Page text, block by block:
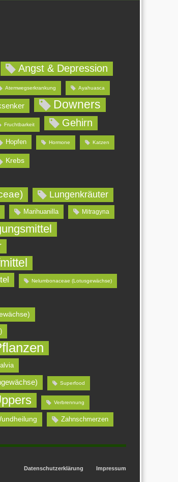
Angst & Depression
Atemwegserkrankung Ayahuasca
Downers
Fruchtbarkeit Gehirn
Hopfen Hormone Katzen
Krebs
Lungenkräuter
Marihuanilla Mitragyna
Nelumbonaceae (Lotusgewächse)
Superfood
Verbrennung
Zahnschmerzen
Datenschutzerklärung Impressum